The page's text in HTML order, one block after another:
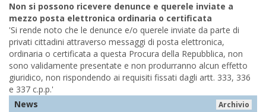
Non si possono ricevere denunce e querele inviate a
mezzo posta elettronica ordinaria o certificata
'Si rende noto che le denunce e/o querele inviate da parte di
privati cittadini attraverso messaggi di posta elettronica,
ordinaria o certificata a questa Procura della Repubblica, non
sono validamente presentate e non produrranno alcun effetto
giuridico, non rispondendo ai requisiti fissati dagli artt. 333, 336
e 337 c.p.p.'
News
Archivio